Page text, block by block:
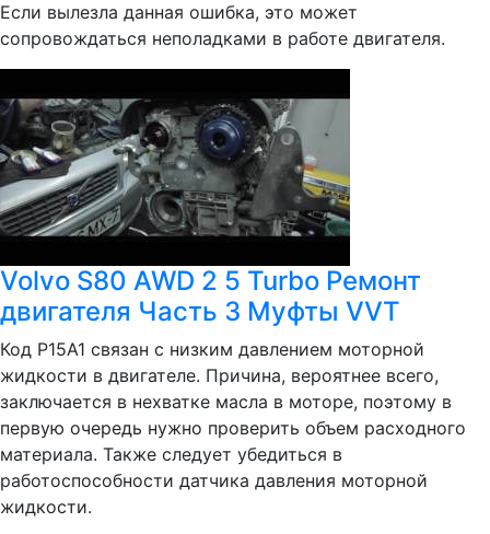
Если вылезла данная ошибка, это может
сопровождаться неполадками в работе двигателя.
Volvo S80 AWD 2 5 Turbo Ремонт
двигателя Часть 3 Муфты VVT
Код Р15А1 связан с низким давлением моторной
жидкости в двигателе. Причина, вероятнее всего,
заключается в нехватке масла в моторе, поэтому в
первую очередь нужно проверить объем расходного
материала. Также следует убедиться в
работоспособности датчика давления моторной
жидкости.